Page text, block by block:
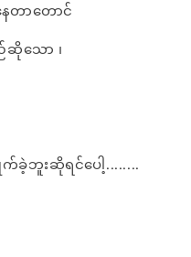
တာတောင်
ဆိုသော ၊
ခဲ့ဘူးဆိုရင်ပေါ့........